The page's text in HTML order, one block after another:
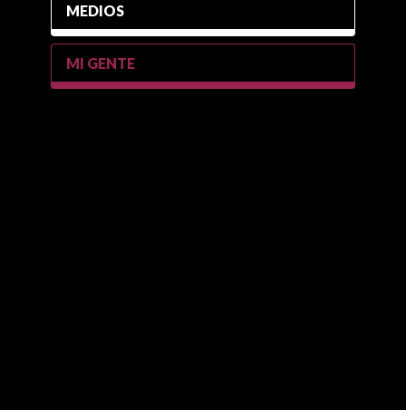
MEDIOS
MI GENTE